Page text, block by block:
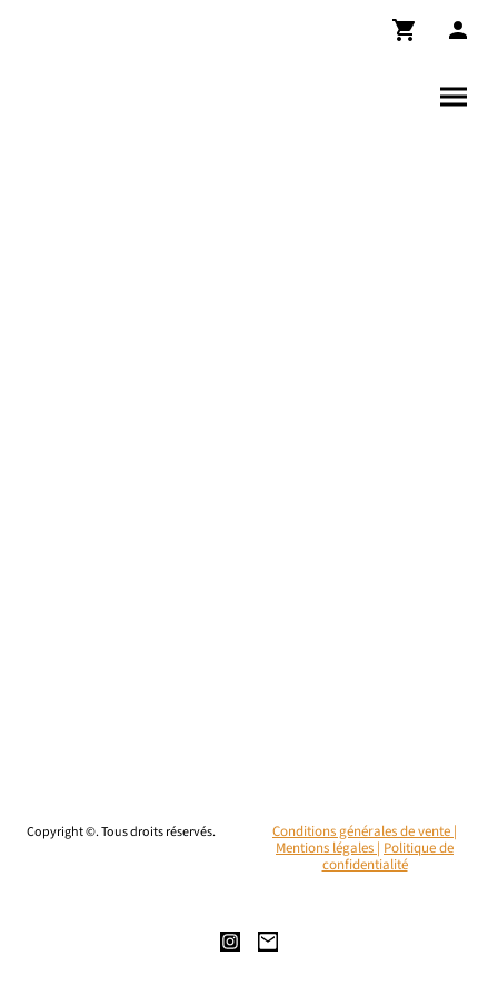
Copyright ©. Tous droits réservés.
Conditions générales de vente |
Mentions légales | Politique de
confidentialité